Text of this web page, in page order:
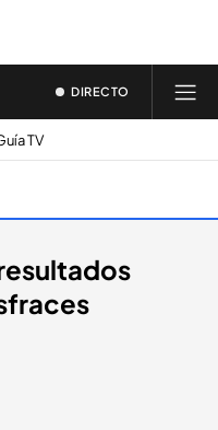
DIRECTO
TV